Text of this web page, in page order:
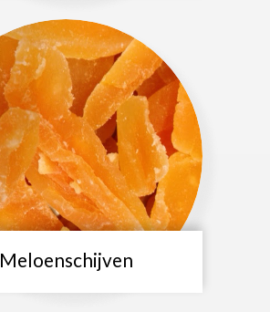
Meloenschijven